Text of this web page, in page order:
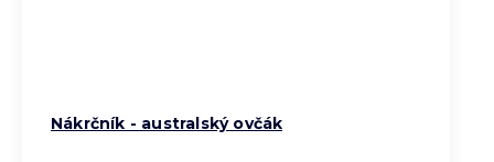
Nákrčník - australský ovčák